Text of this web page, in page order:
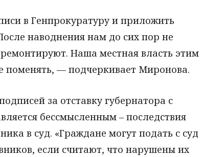
в Генпрокуратуру и приложить
наводнения нам до сих пор не
Наша местная власть этим
поменять, — подчеркивает Миронова.
за отставку губернатора с
бессмысленным – последствия
в суд. «Граждане могут подать с суд
если считают, что нарушены их